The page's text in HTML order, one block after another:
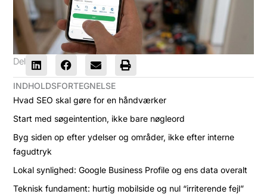
Del
INDHOLDSFORTEGNELSE
Hvad SEO skal gøre for en håndværker
Start med søgeintention, ikke bare nøgleord
Byg siden op efter ydelser og områder, ikke efter interne
fagudtryk
Lokal synlighed: Google Business Profile og ens data overalt
Teknisk fundament: hurtig mobilside og nul “irriterende fejl”